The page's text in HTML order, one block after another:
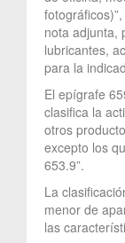
nota adjunta,
lubricantes,
para la
El epígrafe
clasifica la
otros
excepto los
653.9”.
La
menor de
las